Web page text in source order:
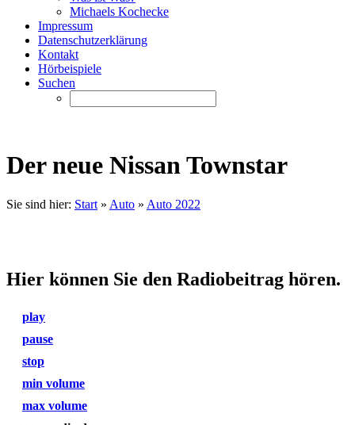
Michaels Kochecke
Impressum
Datenschutzerklärung
Kontakt
Hörbeispiele
Suchen
Der neue Nissan Townstar
Sie sind hier: Start » Auto » Auto 2022
Hier können Sie den Radiobeitrag hören.
play
pause
stop
min volume
max volume